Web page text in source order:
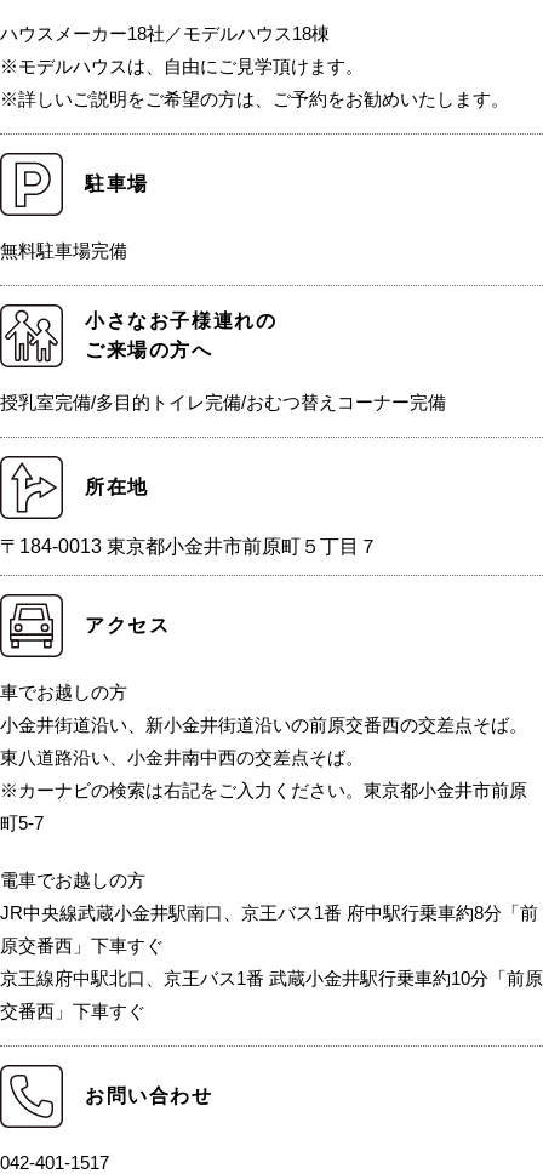
ハウスメーカー18社／モデルハウス18棟
※モデルハウスは、自由にご見学頂けます。
※詳しいご説明をご希望の方は、ご予約をお勧めいたします。
駐車場
無料駐車場完備
小さなお子様連れの
ご来場の方へ
授乳室完備/多目的トイレ完備/おむつ替えコーナー完備
所在地
〒184-0013 東京都小金井市前原町５丁目７
アクセス
車でお越しの方
小金井街道沿い、新小金井街道沿いの前原交番西の交差点そば。
東八道路沿い、小金井南中西の交差点そば。
※カーナビの検索は右記をご入力ください。東京都小金井市前原
町5-7
電車でお越しの方
JR中央線武蔵小金井駅南口、京王バス1番 府中駅行乗車約8分「前
原交番西」下車すぐ
京王線府中駅北口、京王バス1番 武蔵小金井駅行乗車約10分「前原
交番西」下車すぐ
お問い合わせ
042-401-1517